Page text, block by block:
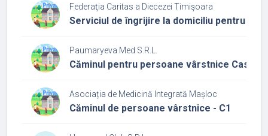
Federaţia Caritas a Diecezei Timişoara
Serviciul de îngrijire la domiciliu pentru
Paumaryeva Med S.R.L.
Căminul pentru persoane vârstnice Casa
Asociația de Medicină Integrată Mașloc
Căminul de persoane vârstnice - C1